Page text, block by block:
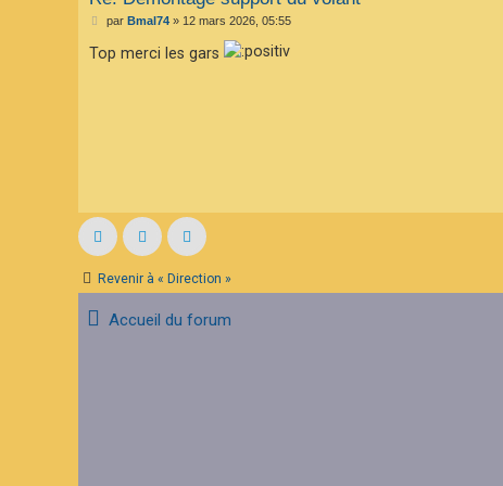
M
s
s
par Bmal74» 12 mars 2026, 05:55
Top merci les gars
Revenir à « Direction »
Accueil du forum